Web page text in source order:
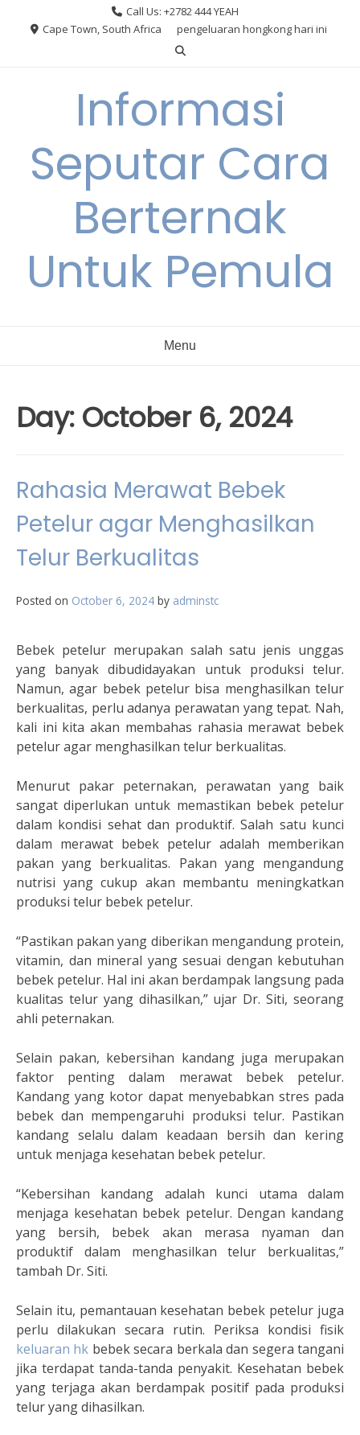
Call Us: +2782 444 YEAH
Cape Town, South Africa
pengeluaran hongkong hari ini
Informasi
Seputar Cara
Berternak
Untuk Pemula
Menu
Day: October 6, 2024
Rahasia Merawat Bebek
Petelur agar Menghasilkan
Telur Berkualitas
Posted on October 6, 2024 by adminstc
Bebek petelur merupakan salah satu jenis unggas
yang banyak dibudidayakan untuk produksi telur.
Namun, agar bebek petelur bisa menghasilkan telur
berkualitas, perlu adanya perawatan yang tepat. Nah,
kali ini kita akan membahas rahasia merawat bebek
petelur agar menghasilkan telur berkualitas.
Menurut pakar peternakan, perawatan yang baik
sangat diperlukan untuk memastikan bebek petelur
dalam kondisi sehat dan produktif. Salah satu kunci
dalam merawat bebek petelur adalah memberikan
pakan yang berkualitas. Pakan yang mengandung
nutrisi yang cukup akan membantu meningkatkan
produksi telur bebek petelur.
“Pastikan pakan yang diberikan mengandung protein,
vitamin, dan mineral yang sesuai dengan kebutuhan
bebek petelur. Hal ini akan berdampak langsung pada
kualitas telur yang dihasilkan,” ujar Dr. Siti, seorang
ahli peternakan.
Selain pakan, kebersihan kandang juga merupakan
faktor penting dalam merawat bebek petelur.
Kandang yang kotor dapat menyebabkan stres pada
bebek dan mempengaruhi produksi telur. Pastikan
kandang selalu dalam keadaan bersih dan kering
untuk menjaga kesehatan bebek petelur.
“Kebersihan kandang adalah kunci utama dalam
menjaga kesehatan bebek petelur. Dengan kandang
yang bersih, bebek akan merasa nyaman dan
produktif dalam menghasilkan telur berkualitas,”
tambah Dr. Siti.
Selain itu, pemantauan kesehatan bebek petelur juga
perlu dilakukan secara rutin. Periksa kondisi fisik
keluaran hk bebek secara berkala dan segera tangani
jika terdapat tanda-tanda penyakit. Kesehatan bebek
yang terjaga akan berdampak positif pada produksi
telur yang dihasilkan.